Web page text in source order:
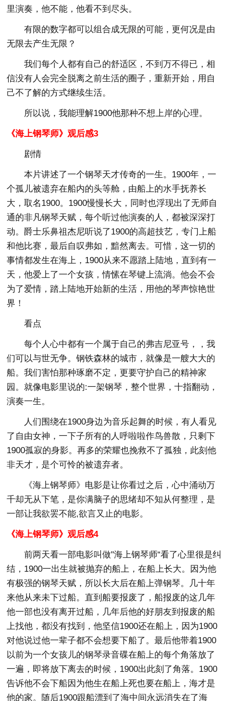
里演奏，他不能，他看不到尽头。
有限的数字都可以组合成无限的可能，更何况是由
无限去产生无限？
我们每个人都有自己的舒适区，不到万不得已，相
信没有人会完全脱离之前生活的圈子，重新开始，用自
己不了解的方式继续生活。
所以说，我能理解1900他那种不想上岸的心理。
《海上钢琴师》观后感3
剧情
本片讲述了一个钢琴天才传奇的一生。1900年，一
个孤儿被遗弃在船内的头等舱，由船上的水手抚养长
大，取名1900。1900慢慢长大，同时也浮现出了无师自
通的非凡钢琴天赋，每个听过他演奏的人，都被深深打
动。爵士乐鼻祖杰尼听说了1900的高超技艺，专门上船
和他比赛，最后自叹弗如，黯然离去。可惜，这一切的
事情都发生在海上，1900从来不愿踏上陆地，直到有一
天，他爱上了一个女孩，情愫在琴键上流淌。他会不会
为了爱情，踏上陆地开始新的生活，用他的琴声惊艳世
界！
看点
每个人心中都有一个属于自己的弗吉尼亚号，，我
们可以与世无争。钢铁森林的城市，就像是一艘大大的
船。我们害怕那种琢磨不定，更要守护自己的精神家
园。就像电影里说的:一架钢琴，整个世界，十指翻动，
演奏一生。
人们围绕在1900身边为音乐起舞的时候，有人看见
了自由女神，一下子所有的人呼啦啦作鸟兽散，只剩下
1900孤寂的身影。再多的荣耀也挽救不了孤独，此刻他
非天才，是个可怜的被遗弃者。
《海上钢琴师》电影是让你看过之后，心中涌动万
千却无从下笔，是你满脑子的思绪却不知从何整理，是
一部让我欲罢不能,欲言又止的电影。
《海上钢琴师》观后感4
前两天看一部电影叫做"海上钢琴师“看了心里很是纠
结，1900一出生就被抛弃的船上，在船上长大。因为他
有极强的钢琴天赋，所以长大后在船上弹钢琴。几十年
来他从来未下过船。直到船要报废了，船报废的这几年
他一部也没有离开过船，几年后他的好朋友到报废的船
上找他，都没有找到，他坚信1900还在船上，因为1900
对他说过他一辈子都不会想要下船了。最后他带着1900
以前为一个女孩儿的钢琴录音碟在船上的每个角落放了
一遍，即将放下离去的时候，1900出此刻了角落。1900
告诉他不会下船因为他生在船上死也要在船上，海才是
他的家。随后1900跟船漂到了海中间永远消失在了海